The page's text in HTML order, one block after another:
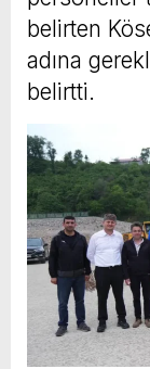
belirten
adına
belirtti.